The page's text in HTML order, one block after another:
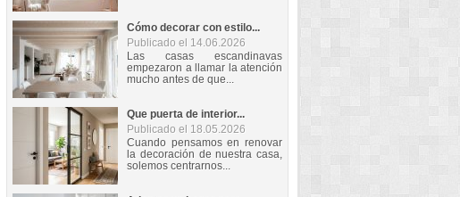
Cómo decorar con estilo...
Publicado el 14.06.2026
Las casas escandinavas
empezaron a llamar la atención
mucho antes de que...
Que puerta de interior...
Publicado el 18.05.2026
Cuando pensamos en renovar
la decoración de nuestra casa,
solemos centrarnos...